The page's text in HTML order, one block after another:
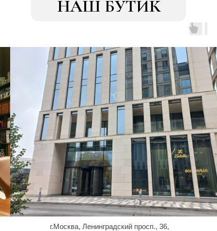
НАШ БУТИК
г.Москва, Ленинградский просп., 36,